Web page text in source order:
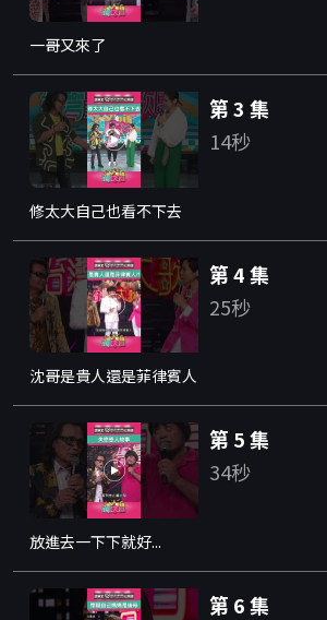
一哥又來了
第 3 集
14秒
修太大自己也看不下去
第 4 集
25秒
沈哥是貴人還是菲律賓人
第 5 集
34秒
放進去一下下就好...
第 6 集